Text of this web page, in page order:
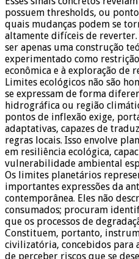
possuem thresholds, ou
quais mudanças podem se
altamente difíceis de reverter.
ser apenas uma construção
experimentado como
econômica e à exploração de
Limites ecológicos não são
se expressam de forma
hidrográfica ou região
pontos de inflexão exige,
adaptativas, capazes de
regras locais. Isso envolve
em resiliência ecológica,
vulnerabilidade ambiental
Os limites planetários
importantes expressões da
contemporânea. Eles não
consumados; procuram
que os processos de
Constituem, portanto,
civilizatória, concebidos para
de perceber riscos que se